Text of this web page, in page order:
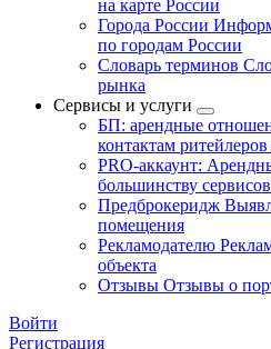
на карте России
Города России
по городам России
Словарь терминов
рынка
Сервисы и услуги
БП: арендные
контактам
PRO-аккаунт:
большинству
Предброкеридж
помещения
Рекламодателю
объекта
Отзывы Отзывы о
Войти
Регистрация